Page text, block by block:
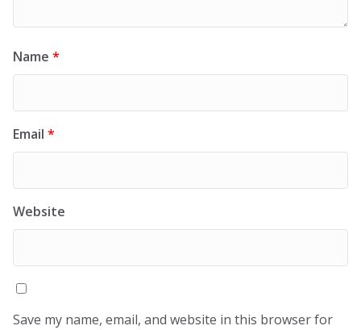
Name *
Email *
Website
Save my name, email, and website in this browser for